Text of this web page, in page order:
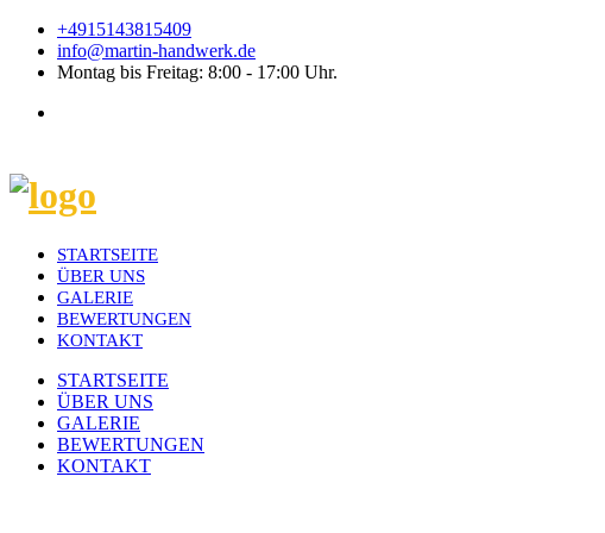
+4915143815409
info@martin-handwerk.de
Montag bis Freitag: 8:00 - 17:00 Uhr.
STARTSEITE
ÜBER UNS
GALERIE
BEWERTUNGEN
KONTAKT
STARTSEITE
ÜBER UNS
GALERIE
BEWERTUNGEN
KONTAKT